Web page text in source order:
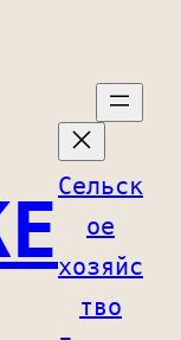
Сельск
ое
хозяйс
тво